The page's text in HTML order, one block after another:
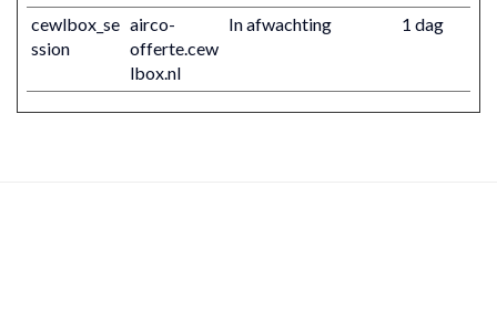
cewlbox_se
ssion
airco-
offerte.cew
lbox.nl
In afwachting 1 dag